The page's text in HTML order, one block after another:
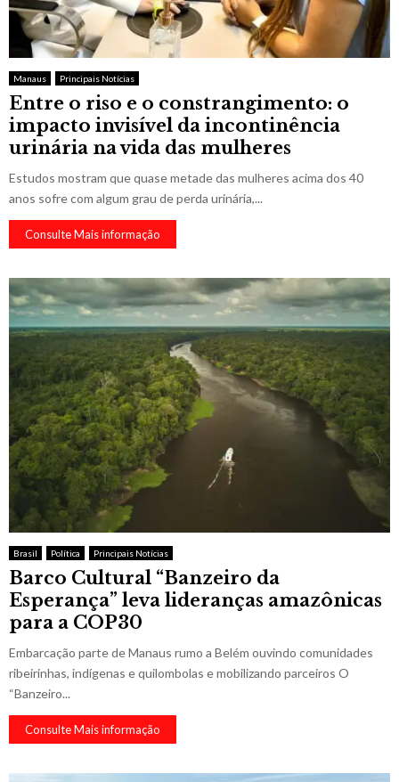
Manaus Principais Notícias
Entre o riso e o constrangimento: o
impacto invisível da incontinência
urinária na vida das mulheres
Estudos mostram que quase metade das mulheres acima dos 40
anos sofre com algum grau de perda urinária,...
Consulte Mais informação
Brasil Política Principais Notícias
Barco Cultural “Banzeiro da
Esperança” leva lideranças amazônicas
para a COP30
Embarcação parte de Manaus rumo a Belém ouvindo comunidades
ribeirinhas, indígenas e quilombolas e mobilizando parceiros O
“Banzeiro...
Consulte Mais informação